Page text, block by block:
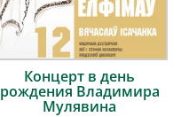
Концерт в день
рождения Владимира
Мулявина